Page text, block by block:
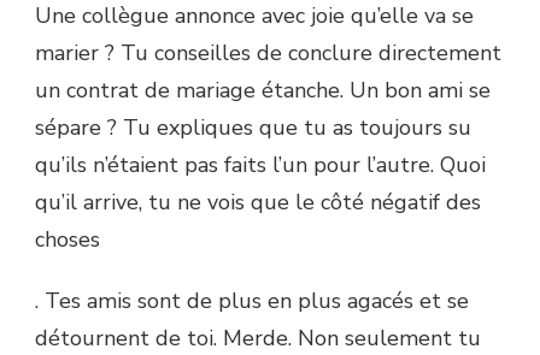
Une collègue annonce avec joie qu’elle va se
marier ? Tu conseilles de conclure directement
un contrat de mariage étanche. Un bon ami se
sépare ? Tu expliques que tu as toujours su
qu’ils n’étaient pas faits l’un pour l’autre. Quoi
qu’il arrive, tu ne vois que le côté négatif des
choses
. Tes amis sont de plus en plus agacés et se
détournent de toi. Merde. Non seulement tu